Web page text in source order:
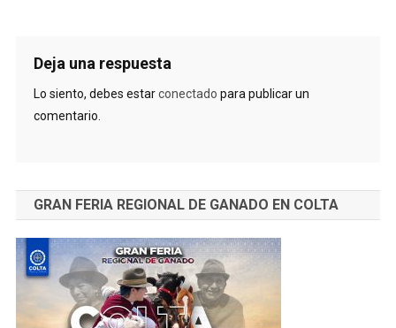
Deja una respuesta
Lo siento, debes estarconectado para publicar un
comentario.
GRAN FERIA REGIONAL DE GANADO EN COLTA